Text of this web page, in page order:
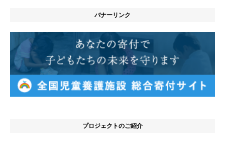
バナーリンク
プロジェクトのご紹介